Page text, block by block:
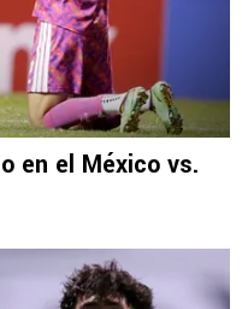
en el México vs.